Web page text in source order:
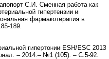
С.И. Сменная работа как
гипертензии и
фармакотерапия в
189.
гипертонии ESH/ESC 2013
– 2014.– №1 (105). – С.5-92.